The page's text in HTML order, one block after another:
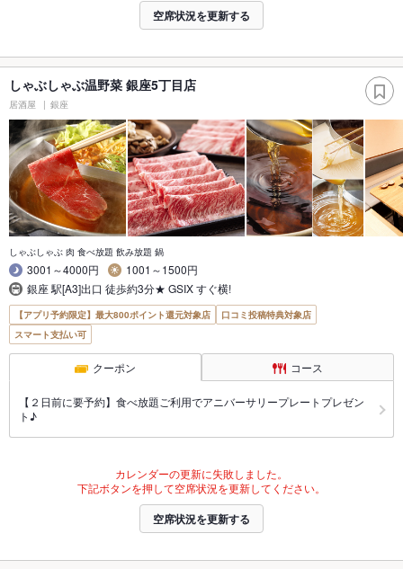
空席状況を更新する
しゃぶしゃぶ温野菜 銀座5丁目店
居酒屋 銀座
しゃぶしゃぶ 肉 食べ放題 飲み放題 鍋
3001～4000円
1001～1500円
銀座 駅[A3]出口 徒歩約3分★ GSIX すぐ横!
【アプリ予約限定】最大800ポイント還元対象店
口コミ投稿特典対象店
スマート支払い可
クーポン コース
【２日前に要予約】食べ放題ご利用でアニバーサリープレートプレゼン
ト♪
カレンダーの更新に失敗しました。
下記ボタンを押して空席状況を更新してください。
空席状況を更新する